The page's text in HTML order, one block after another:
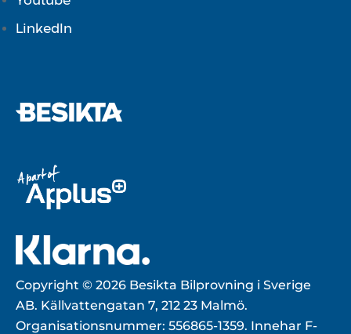
LinkedIn
Copyright © 2026 Besikta Bilprovning i Sverige
AB. Källvattengatan 7, 212 23 Malmö.
Organisationsnummer: 556865-1359. Innehar F-